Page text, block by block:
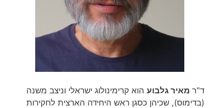
ד"ר מאיר גלבוע הוא קרימינולוג ישראלי וניצב משנה
(בדימוס), שכיהן כסגן ראש היחידה הארצית לחקירות